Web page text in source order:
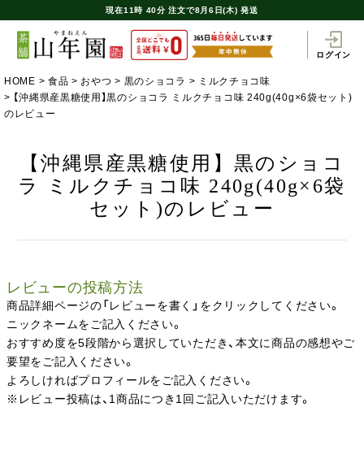
現在11時 40分 注文で8月6日(木) 発送
ログイン
HOME 食品 おやつ 黒のショコラ
ミルクチョコ味
【沖縄県産黒糖使用】黒のショコラ ミルクチョコ味 240g(40g×6袋セット)
のレビュー
【沖縄県産黒糖使用】黒のショコ
ラ ミルクチョコ味 240g(40g×6袋
セット)のレビュー
レビューの投稿方法
商品詳細ページの「レビューを書く」をクリックしてください。
ニックネームをご記入ください。
おすすめ度を5段階から選択していただき、本文に商品の感想やご
要望をご記入ください。
よろしければプロフィールをご記入ください。
※レビュー投稿は、1商品につき1回ご記入いただけます。